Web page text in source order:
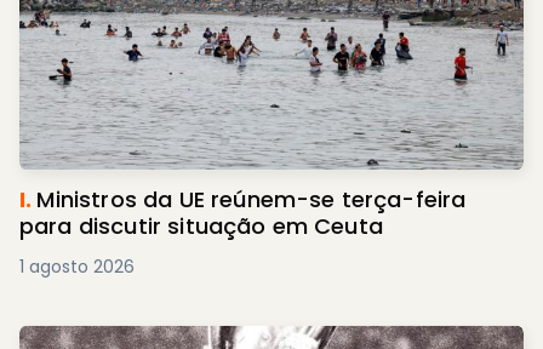
I. Ministros da UE reúnem-se terça-feira
para discutir situação em Ceuta
1 agosto 2026